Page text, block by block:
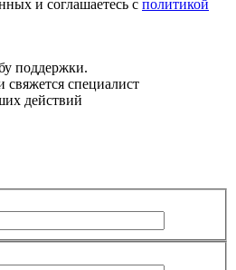
и соглашаетесь с политикой
поддержки.
специалист
действий